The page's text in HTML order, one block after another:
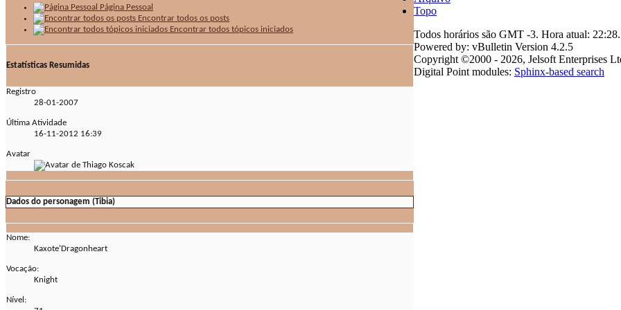
Página Pessoal
Encontrar todos os posts
Encontrar todos tópicos iniciados
Estatísticas Resumidas
Registro
28-01-2007
Última Atividade
16-11-2012 16:39
Avatar
Dados do personagem (Tibia)
Nome:
Kaxote'Dragonheart
Vocação:
Knight
Nível:
Topo
Todos horários são GMT -3. Hora atual: 22:28.
Powered by: vBulletin Version 4.2.5
Copyright ©2000 - 2026, Jelsoft Enterprises
Digital Point modules: Sphinx-based search